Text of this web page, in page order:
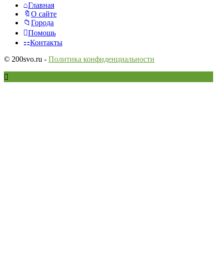
Исследовать
Главная
О сайте
Города
Помощь
Контакты
© 200svo.ru - Политика конфиденциальности